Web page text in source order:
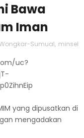
Bawa
Iman
Wongkar-Sumual, minsel
yang dipusatkan di
mengadakan